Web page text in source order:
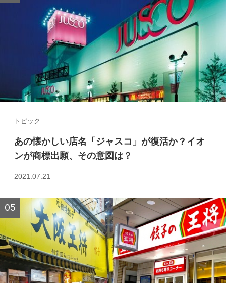
トピック
あの懐かしい店名「ジャスコ」が復活か？イオ
ンが商標出願、その意図は？
2021.07.21